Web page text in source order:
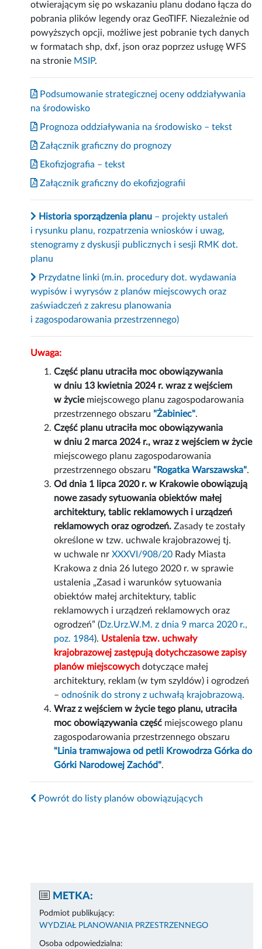
otwierającym się po wskazaniu planu dodano łącza do
pobrania plików legendy oraz GeoTIFF. Niezależnie od
powyższych opcji, możliwe jest pobranie tych danych
w formatach shp, dxf, json oraz poprzez usługę WFS
na stronie MSIP.
Podsumowanie strategicznej oceny oddziaływania
na środowisko
Prognoza oddziaływania na środowisko – tekst
Załącznik graficzny do prognozy
Ekofizjografia – tekst
Załącznik graficzny do ekofizjografii
Historia sporządzenia planu – projekty ustaleń
i rysunku planu, rozpatrzenia wniosków i uwag,
stenogramy z dyskusji publicznych i sesji RMK dot.
planu
Przydatne linki (m.in. procedury dot. wydawania
wypisów i wyrysów z planów miejscowych oraz
zaświadczeń z zakresu planowania
i zagospodarowania przestrzennego)
Uwaga:
Część planu utraciła moc obowiązywania
w dniu 13 kwietnia 2024 r. wraz z wejściem
w życiemiejscowego planu zagospodarowania
przestrzennego obszaru "Żabiniec".
Część planu utraciła moc obowiązywania
w dniu 2 marca 2024 r., wraz z wejściem w życie
miejscowego planu zagospodarowania
przestrzennego obszaru "Rogatka Warszawska".
Od dnia 1 lipca 2020 r. w Krakowie obowiązują
nowe zasady sytuowania obiektów małej
architektury, tablic reklamowych i urządzeń
reklamowych oraz ogrodzeń. Zasady te zostały
określone w tzw. uchwale krajobrazowej tj.
w uchwale nrXXXVI/908/20 Rady Miasta
Krakowa z dnia 26 lutego 2020 r. w sprawie
ustalenia „Zasad i warunków sytuowania
obiektów małej architektury, tablic
reklamowych i urządzeń reklamowych oraz
ogrodzeń” (Dz.Urz.W.M. z dnia 9 marca 2020 r.,
poz. 1984). Ustalenia tzw. uchwały
krajobrazowej zastępują dotychczasowe zapisy
planów miejscowych dotyczące małej
architektury, reklam (w tym szyldów) i ogrodzeń
–odnośnik do strony z uchwałą krajobrazową.
Wraz z wejściem w życie tego planu, utraciła
moc obowiązywania część miejscowego planu
zagospodarowania przestrzennego obszaru
"Linia tramwajowa od petli Krowodrza Górka do
Górki Narodowej Zachód".
Powrót do listy planów obowiązujących
METKA:
Podmiot publikujący:
WYDZIAŁ PLANOWANIA PRZESTRZENNEGO
Osoba odpowiedzialna: